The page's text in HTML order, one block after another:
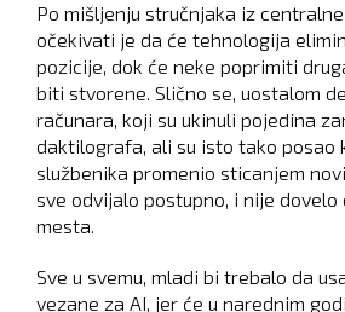
Po mišljenju stručnjaka iz
očekivati je da će tehnologija
pozicije, dok će neke poprimiti
biti stvorene. Slično se, uostalom
računara, koji su ukinuli pojedina
daktilografa, ali su isto tako posao
službenika promenio sticanjem
sve odvijalo postupno, i nije
mesta.
Sve u svemu, mladi bi trebalo da
vezane za AI, jer će u narednim